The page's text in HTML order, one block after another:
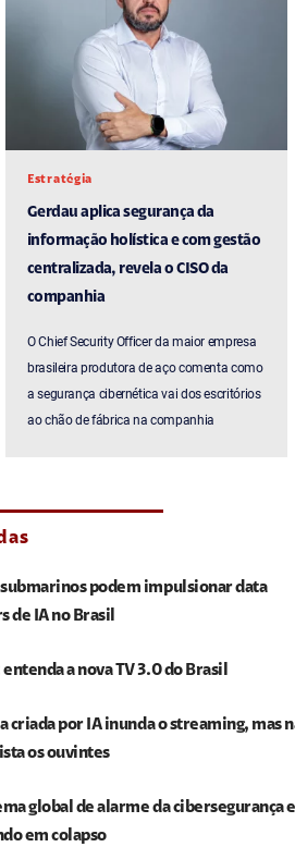
Estratégia
Gerdau aplica segurança da
informação holística e com gestão
centralizada, revela o CISO da
companhia
O Chief Security Officer da maior empresa
brasileira produtora de aço comenta como
a segurança cibernética vai dos escritórios
ao chão de fábrica na companhia
submarinos podem impulsionar data
de IA no Brasil
entenda a nova TV 3.0 do Brasil
criada por IA inunda o streaming, mas
os ouvintes
global de alarme da cibersegurança
em colapso